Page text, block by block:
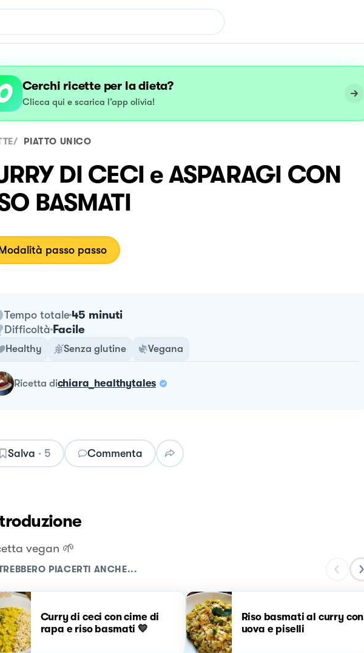
Cerchi ricette per la dieta?
Clicca qui e scarica l’app olivia!
/ PIATTO UNICO
DI CECI e ASPARAGI CON
BASMATI
Modalità passo passo
Tempo totale 45 minuti
Difficoltà Facile
Healthy Senza glutine Vegana
ricetta dichiara_healthytales
Salva · 5 Commenta
vegan 🌱
PIACERTI ANCHE...
Curry di ceci con cime di
rapa e riso basmati 💛
Riso basmati al curry con
uova e piselli